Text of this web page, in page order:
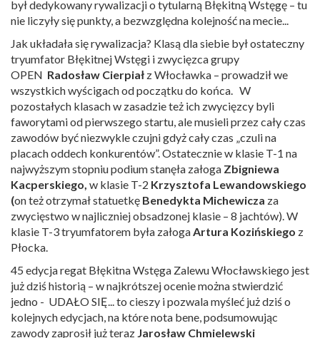
był dedykowany rywalizacji o tytularną Błękitną Wstęgę – tu
nie liczyły się punkty, a bezwzględna kolejność na mecie...
Jak układała się rywalizacja? Klasą dla siebie był ostateczny
tryumfator Błękitnej Wstęgi i zwycięzca grupy
OPEN Radosław Cierpiał z Włocławka – prowadził we
wszystkich wyścigach od początku do końca. W
pozostałych klasach w zasadzie też ich zwycięzcy byli
faworytami od pierwszego startu, ale musieli przez cały czas
zawodów być niezwykle czujni gdyż cały czas „czuli na
placach oddech konkurentów”. Ostatecznie w klasie T-1 na
najwyższym stopniu podium stanęła załoga Zbigniewa
Kacperskiego, w klasie T-2 Krzysztofa Lewandowskiego
(on też otrzymał statuetkę Benedykta Michewicza za
zwycięstwo w najliczniej obsadzonej klasie – 8 jachtów). W
klasie T-3 tryumfatorem była załogaArtura Kozińskiego z
Płocka.
45 edycja regat Błękitna Wstęga Zalewu Włocławskiego jest
już dziś historią – w najkrótszej ocenie można stwierdzić
jedno - UDAŁO SIĘ... to cieszy i pozwala myśleć już dziś o
kolejnych edycjach, na które nota bene, podsumowując
zawody zaprosił już teraz Jarosław Chmielewski